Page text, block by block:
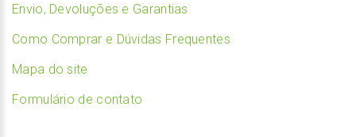
Envio, Devoluções e Garantias
Como Comprar e Dúvidas Frequentes
Mapa do site
Formulário de contato